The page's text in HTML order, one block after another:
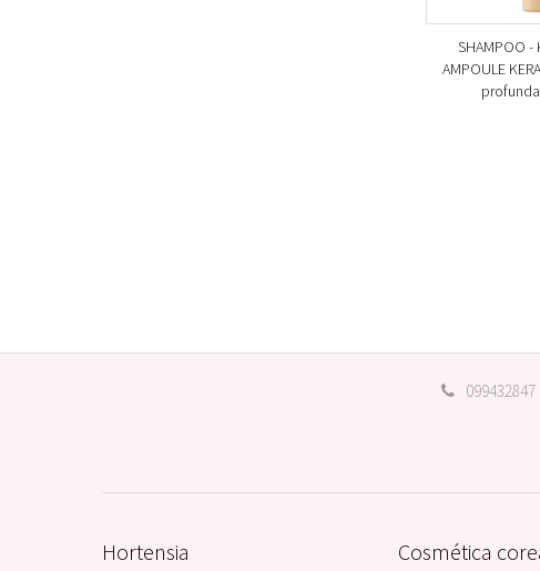
SHAMPOO -
AMPOULE
099432847
Hortensia Cosmética